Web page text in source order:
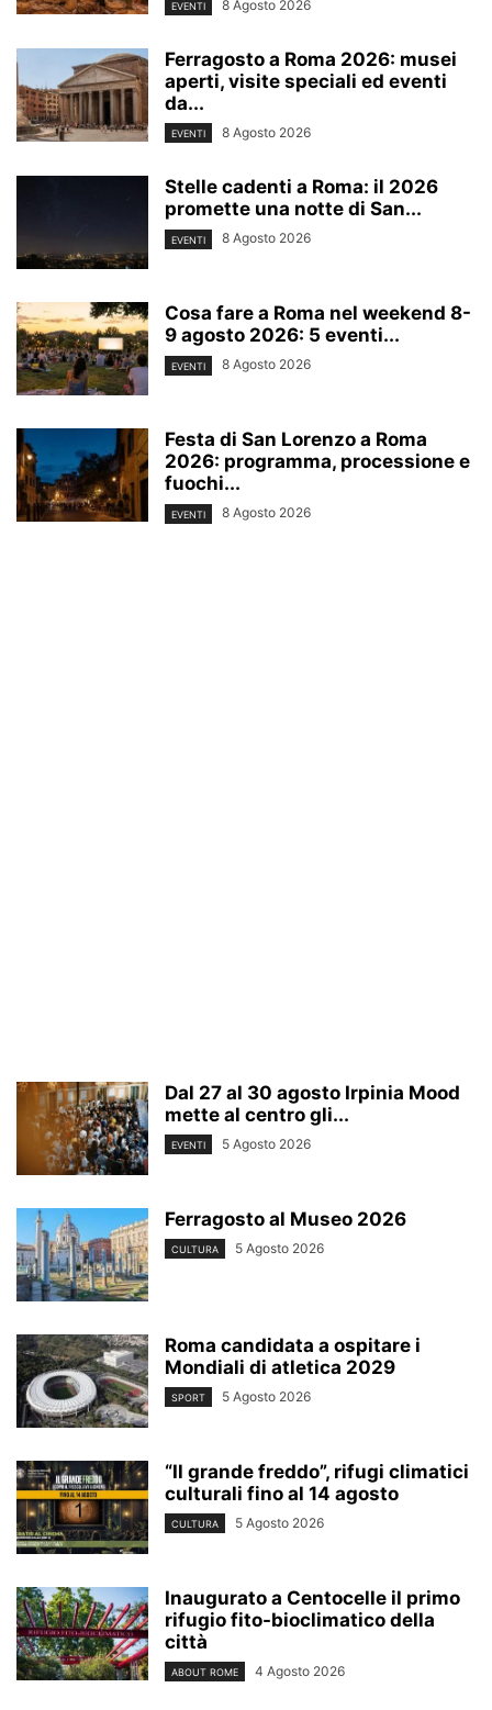
EVENTI 8 Agosto 2026
Ferragosto a Roma 2026: musei
aperti, visite speciali ed eventi
da...
EVENTI 8 Agosto 2026
Stelle cadenti a Roma: il 2026
promette una notte di San...
EVENTI 8 Agosto 2026
Cosa fare a Roma nel weekend 8-
9 agosto 2026: 5 eventi...
EVENTI 8 Agosto 2026
Festa di San Lorenzo a Roma
2026: programma, processione e
fuochi...
EVENTI 8 Agosto 2026
Dal 27 al 30 agosto Irpinia Mood
mette al centro gli...
EVENTI 5 Agosto 2026
Ferragosto al Museo 2026
CULTURA 5 Agosto 2026
Roma candidata a ospitare i
Mondiali di atletica 2029
SPORT 5 Agosto 2026
“Il grande freddo”, rifugi climatici
culturali fino al 14 agosto
CULTURA 5 Agosto 2026
Inaugurato a Centocelle il primo
rifugio fito-bioclimatico della
città
ABOUT ROME 4 Agosto 2026